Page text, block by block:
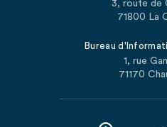
3, route de
71800 La
Bureau
1, rue
71170